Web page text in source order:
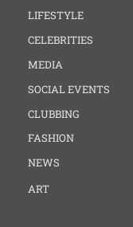
LIFESTYLE
CELEBRITIES
MEDIA
SOCIAL EVENTS
CLUBBING
FASHION
NEWS
ART